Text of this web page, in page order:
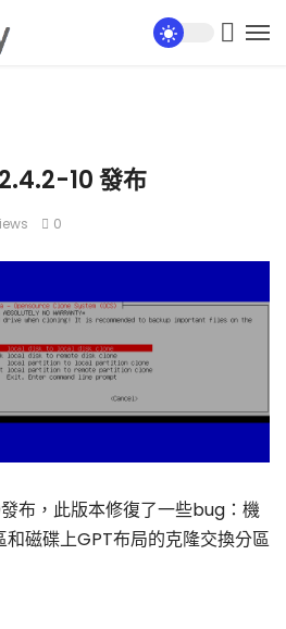
10 發布
0
布，此版本修復了一些bug：機
和磁碟上GPT布局的克隆交換分區